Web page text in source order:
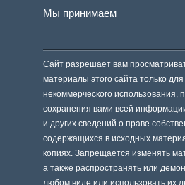
Мы принимаем
Сайт разрешает вам
материалы этого сайта только для
некоммерческого использования,
сохранения вами всей
и других сведений о праве
содержащихся в исходных
копиях. Запрещается изменять
а также распространять или
любом виде или использовать их